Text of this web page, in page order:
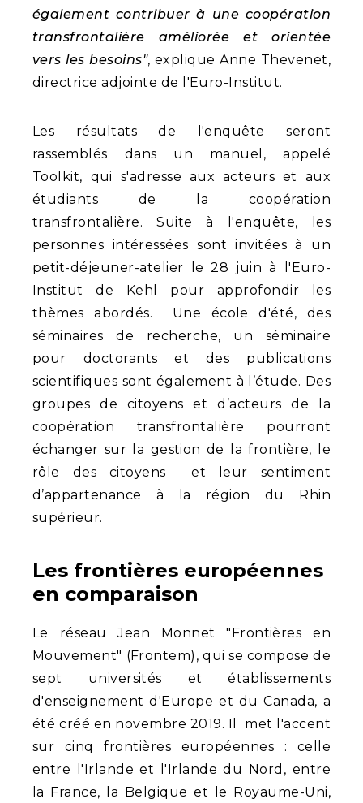
également contribuer à une coopération
transfrontalière améliorée et orientée
vers les besoins", explique Anne Thevenet,
directrice adjointe de l'Euro-Institut.
Les résultats de l'enquête seront
rassemblés dans un manuel, appelé
Toolkit, qui s'adresse aux acteurs et aux
étudiants de la coopération
transfrontalière. Suite à l'enquête, les
personnes intéressées sont invitées à un
petit-déjeuner-atelier le 28 juin à l'Euro-
Institut de Kehl pour approfondir les
thèmes abordés. Une école d'été, des
séminaires de recherche, un séminaire
pour doctorants et des publications
scientifiques sont également à l’étude. Des
groupes de citoyens et d’acteurs de la
coopération transfrontalière pourront
échanger sur la gestion de la frontière, le
rôle des citoyens et leur sentiment
d’appartenance à la région du Rhin
supérieur.
Les frontières européennes
en comparaison
Le réseau Jean Monnet "Frontières en
Mouvement" (Frontem), qui se compose de
sept universités et établissements
d'enseignement d'Europe et du Canada, a
été créé en novembre 2019. Il met l'accent
sur cinq frontières européennes : celle
entre l'Irlande et l'Irlande du Nord, entre
la France, la Belgique et le Royaume-Uni,